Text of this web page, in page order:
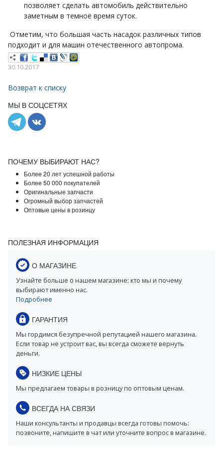
позволяет сделать автомобиль действительно
заметным в темноё время суток.
Отметим, что большая часть насадок различных типов
подходит и для машин отечественного автопрома.
30.10.2017
Возврат к списку
МЫ В СОЦСЕТЯХ
ПОЧЕМУ ВЫБИРАЮТ НАС?
Более 20 лет успешной работы
Более 50 000 покупателей
Оригинальные запчасти
Огромный выбор запчастей
Оптовые цены в розинцу
ПОЛЕЗНАЯ ИНФОРМАЦИЯ
О МАГАЗИНЕ
Узнайте больше о нашем магазине: кто мы и почему
выбирают именно нас.
Подробнее
ГАРАНТИЯ
Мы гордимся безупречной репутацией нашего магазина.
Если товар не устроит вас, вы всегда сможете вернуть
деньги.
НИЗКИЕ ЦЕНЫ
Мы предлагаем товары в розницу по оптовым ценам.
ВСЕГДА НА СВЯЗИ
Наши консультанты и продавцы всегда готовы помочь:
позвоните, напишите в чат или уточните вопрос в магазине.